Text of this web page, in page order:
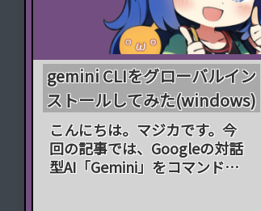
gemini CLIをグローバルイン
ストールしてみた(windows)
こんにちは。マジカです。今
回の記事では、Googleの対話
型AI「Gemini」をコマンドラ